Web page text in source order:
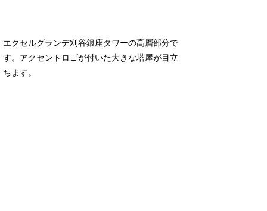
エクセルグランデ刈谷銀座タワーの高層部分で
す。アクセントロゴが付いた大きな塔屋が目立
ちます。